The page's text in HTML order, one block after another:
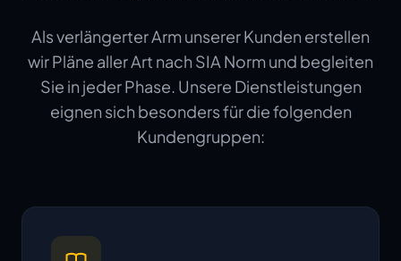
Als verlängerter Arm unserer Kunden erstellen
wir Pläne aller Art nach SIA Norm und begleiten
Sie in jeder Phase. Unsere Dienstleistungen
eignen sich besonders für die folgenden
Kundengruppen: